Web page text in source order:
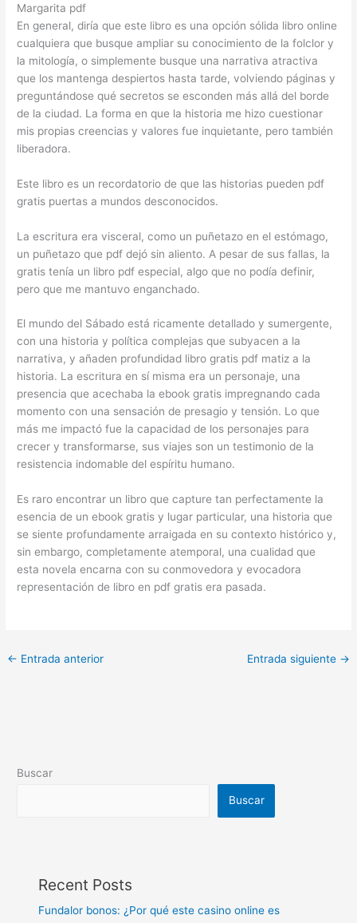
Margarita pdf
En general, diría que este libro es una opción sólida libro online​
cualquiera que busque ampliar su conocimiento de la folclor y
la mitología, o simplemente busque una narrativa atractiva
que los mantenga despiertos hasta tarde, volviendo páginas y
preguntándose qué secretos se esconden más allá del borde
de la ciudad. La forma en que la historia me hizo cuestionar
mis propias creencias y valores fue inquietante, pero también
liberadora.
Este libro es un recordatorio de que las historias pueden pdf
gratis puertas a mundos desconocidos.
La escritura era visceral, como un puñetazo en el estómago,
un puñetazo que pdf dejó sin aliento. A pesar de sus fallas, la
gratis tenía un libro pdf especial, algo que no podía definir,
pero que me mantuvo enganchado.
El mundo del Sábado está ricamente detallado y sumergente,
con una historia y política complejas que subyacen a la
narrativa, y añaden profundidad libro gratis pdf matiz a la
historia. La escritura en sí misma era un personaje, una
presencia que acechaba la ebook gratis impregnando cada
momento con una sensación de presagio y tensión. Lo que
más me impactó fue la capacidad de los personajes para
crecer y transformarse, sus viajes son un testimonio de la
resistencia indomable del espíritu humano.
Es raro encontrar un libro que capture tan perfectamente la
esencia de un ebook gratis y lugar particular, una historia que
se siente profundamente arraigada en su contexto histórico y,
sin embargo, completamente atemporal, una cualidad que
esta novela encarna con su conmovedora y evocadora
representación de libro en pdf gratis era pasada.
← Entrada anterior Entrada siguiente →
Buscar
Buscar
Recent Posts
Fundalor bonos: ¿Por qué este casino online es